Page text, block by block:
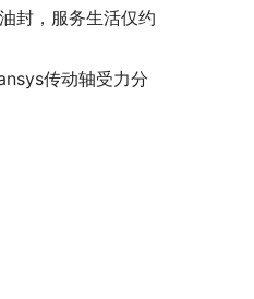
封，服务生活仅约
传动轴受力分